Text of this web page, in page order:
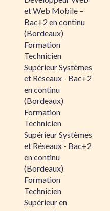
et Web Mobile –
Bac+2 en continu
(Bordeaux)
Formation
Technicien
Supérieur Systèmes
et Réseaux - Bac+2
en continu
(Bordeaux)
Formation
Technicien
Supérieur Systèmes
et Réseaux - Bac+2
en continu
(Bordeaux)
Formation
Technicien
Supérieur en